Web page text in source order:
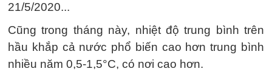
21/5/2020...
Cũng trong tháng này, nhiệt độ trung bình trên
hầu khắp cả nước phổ biến cao hơn trung bình
nhiều năm 0,5-1,5°C, có nơi cao hơn.